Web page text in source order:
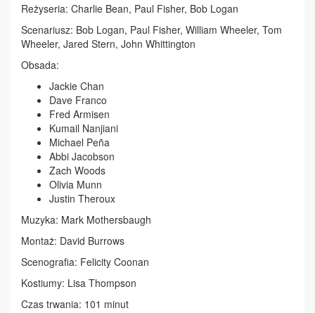
Reżyseria: Charlie Bean, Paul Fisher, Bob Logan
Scenariusz: Bob Logan, Paul Fisher, William Wheeler, Tom
Wheeler, Jared Stern, John Whittington
Obsada:
Jackie Chan
Dave Franco
Fred Armisen
Kumail Nanjiani
Michael Peña
Abbi Jacobson
Zach Woods
Olivia Munn
Justin Theroux
Muzyka: Mark Mothersbaugh
Montaż: David Burrows
Scenografia: Felicity Coonan
Kostiumy: Lisa Thompson
Czas trwania: 101 minut